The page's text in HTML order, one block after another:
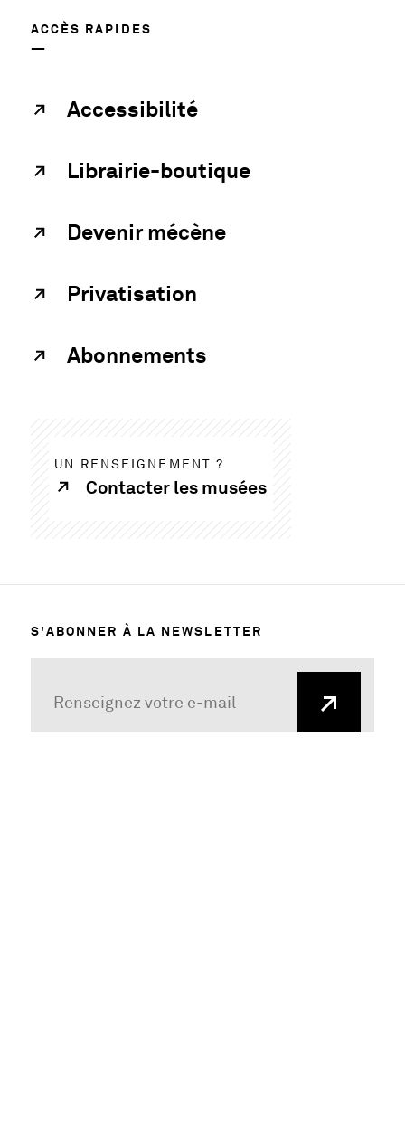
ACCÈS RAPIDES
Accessibilité
Librairie-boutique
Devenir mécène
Privatisation
Abonnements
UN RENSEIGNEMENT ?
Contacter les musées
S'ABONNER À LA NEWSLETTER